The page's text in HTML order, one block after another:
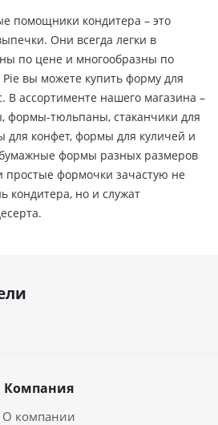
помощники кондитера – это
Они всегда легки в
по цене и многообразны по
вы можете купить форму для
В ассортименте нашего магазина –
формы-тюльпаны, стаканчики для
для конфет, формы для куличей и
бумажные формы разных размеров
простые формочки зачастую не
кондитера, но и служат
Компания
О компании